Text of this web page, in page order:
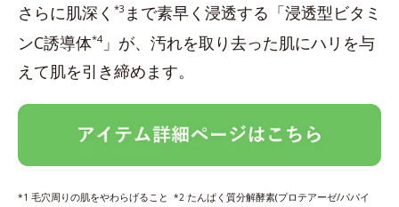
さらに肌深く *3 まで素早く浸透する「浸透型ビタミ
ンC誘導体*4」が、汚れを取り去った肌にハリを与
えて肌を引き締めます。
*1 毛穴周りの肌をやわらげること *2 たんぱく質分解酵素(プロテアーゼ/パパイ